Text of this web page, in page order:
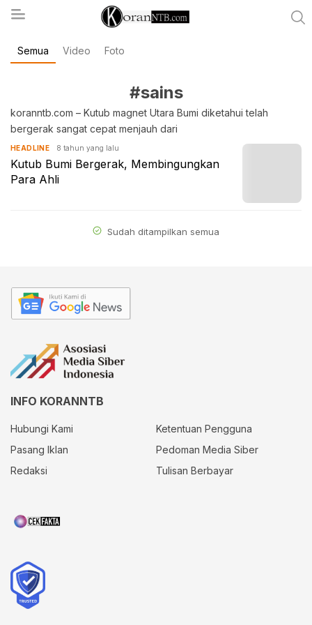
koranntb.com
Semua Video Foto
#sains
koranntb.com – Kutub magnet Utara Bumi diketahui telah
bergerak sangat cepat menjauh dari
HEADLINE 8 tahun yang lalu
Kutub Bumi Bergerak, Membingungkan
Para Ahli
Sudah ditampilkan semua
INFO KORANNTB
Hubungi Kami
Ketentuan Pengguna
Pasang Iklan
Pedoman Media Siber
Redaksi
Tulisan Berbayar